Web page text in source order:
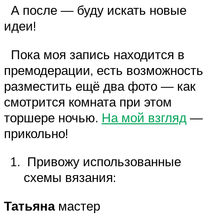
А после — буду искать новые
идеи!
Пока моя запись находится в
премодерации, есть возможность
разместить ещё два фото — как
смотрится комната при этом
торшере ночью. На мой взгляд —
прикольно!
Привожу использованные
схемы вязания:
Татьянамастер